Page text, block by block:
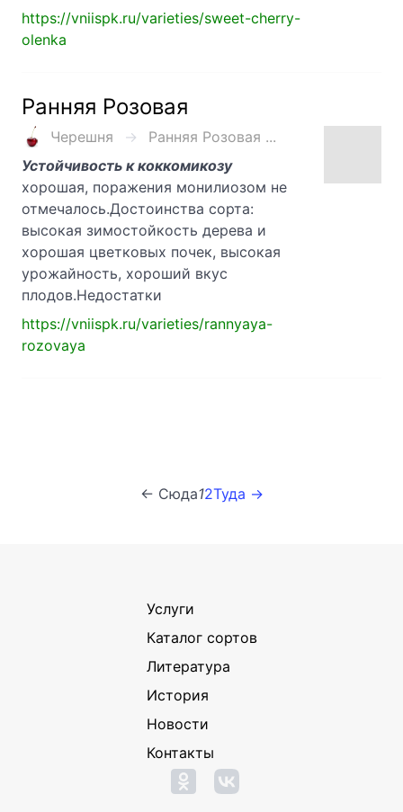
https://vniispk.ru/varieties/sweet-cherry-
olenka
Ранняя Розовая
Черешня
Ранняя Розовая ...
Устойчивость к коккомикозу
хорошая, поражения монилиозом не
отмечалось.Достоинства сорта:
высокая зимостойкость дерева и
хорошая цветковых почек, высокая
урожайность, хороший вкус
плодов.Недостатки
https://vniispk.ru/varieties/rannyaya-
rozovaya
← Сюда12Туда →
Услуги
Каталог сортов
Литература
История
Новости
Контакты